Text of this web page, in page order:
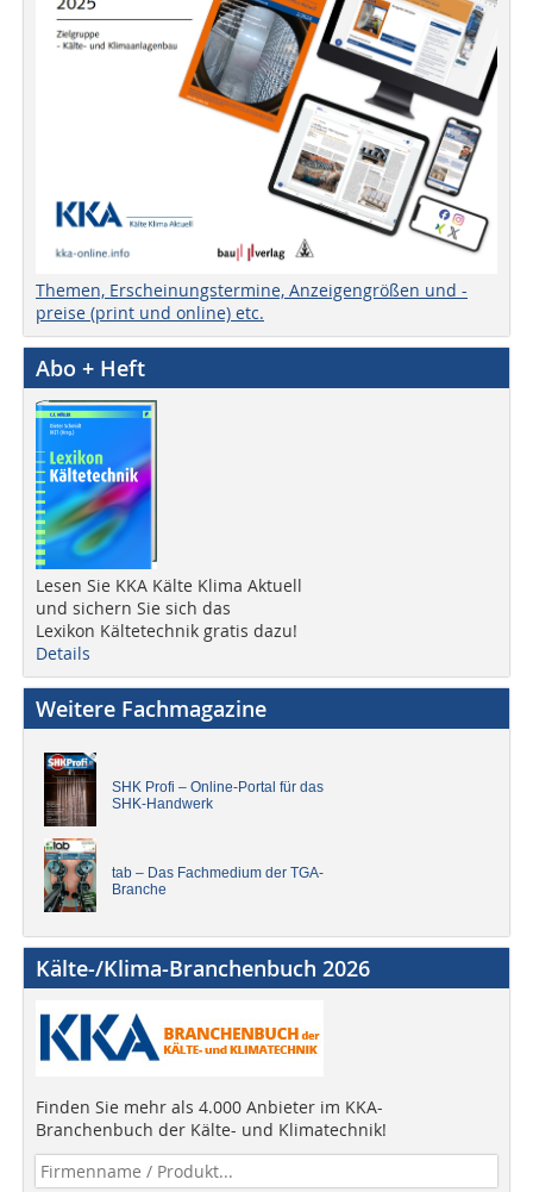
Themen, Erscheinungstermine, Anzeigengrößen und -
preise (print und online) etc.
Abo + Heft
Lesen Sie KKA Kälte Klima Aktuell
und sichern Sie sich das
Lexikon Kältetechnik gratis dazu!
Details
Weitere Fachmagazine
SHK Profi – Online-Portal für das
SHK-Handwerk
tab – Das Fachmedium der TGA-
Branche
Kälte-/Klima-Branchenbuch 2026
Finden Sie mehr als 4.000 Anbieter im KKA-
Branchenbuch der Kälte- und Klimatechnik!